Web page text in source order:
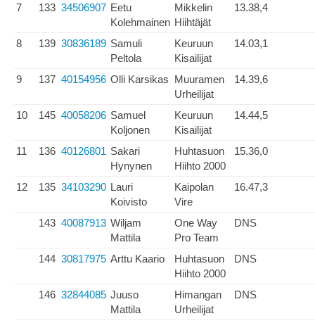
7 133 34506907 Eetu
Kolehmainen
Mikkelin
Hiihtäjät
13.38,4
8 139 30836189 Samuli
Peltola
Keuruun
Kisailijat
14.03,1
9 137 40154956 Olli Karsikas Muuramen
Urheilijat
14.39,6
10 145 40058206 Samuel
Koljonen
Keuruun
Kisailijat
14.44,5
11 136 40126801 Sakari
Hynynen
Huhtasuon
Hiihto 2000
15.36,0
12 135 34103290 Lauri
Koivisto
Kaipolan
Vire
16.47,3
143 40087913 Wiljam
Mattila
One Way
Pro Team
DNS
144 30817975 Arttu Kaario
Huhtasuon
Hiihto 2000
DNS
146 32844085 Juuso
Mattila
Himangan
Urheilijat
DNS